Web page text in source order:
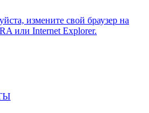
измените свой браузер на
или Internet Explorer.